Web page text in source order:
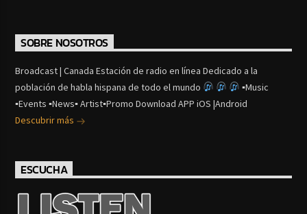
SOBRE NOSOTROS
Broadcast | Canada Estación de radio en línea Dedicado a la
población de habla hispana de todo el mundo
▪Music
▪Events ▪News▪ Artist▪Promo Download APP iOS |Android
Descubrir más
ESCUCHA